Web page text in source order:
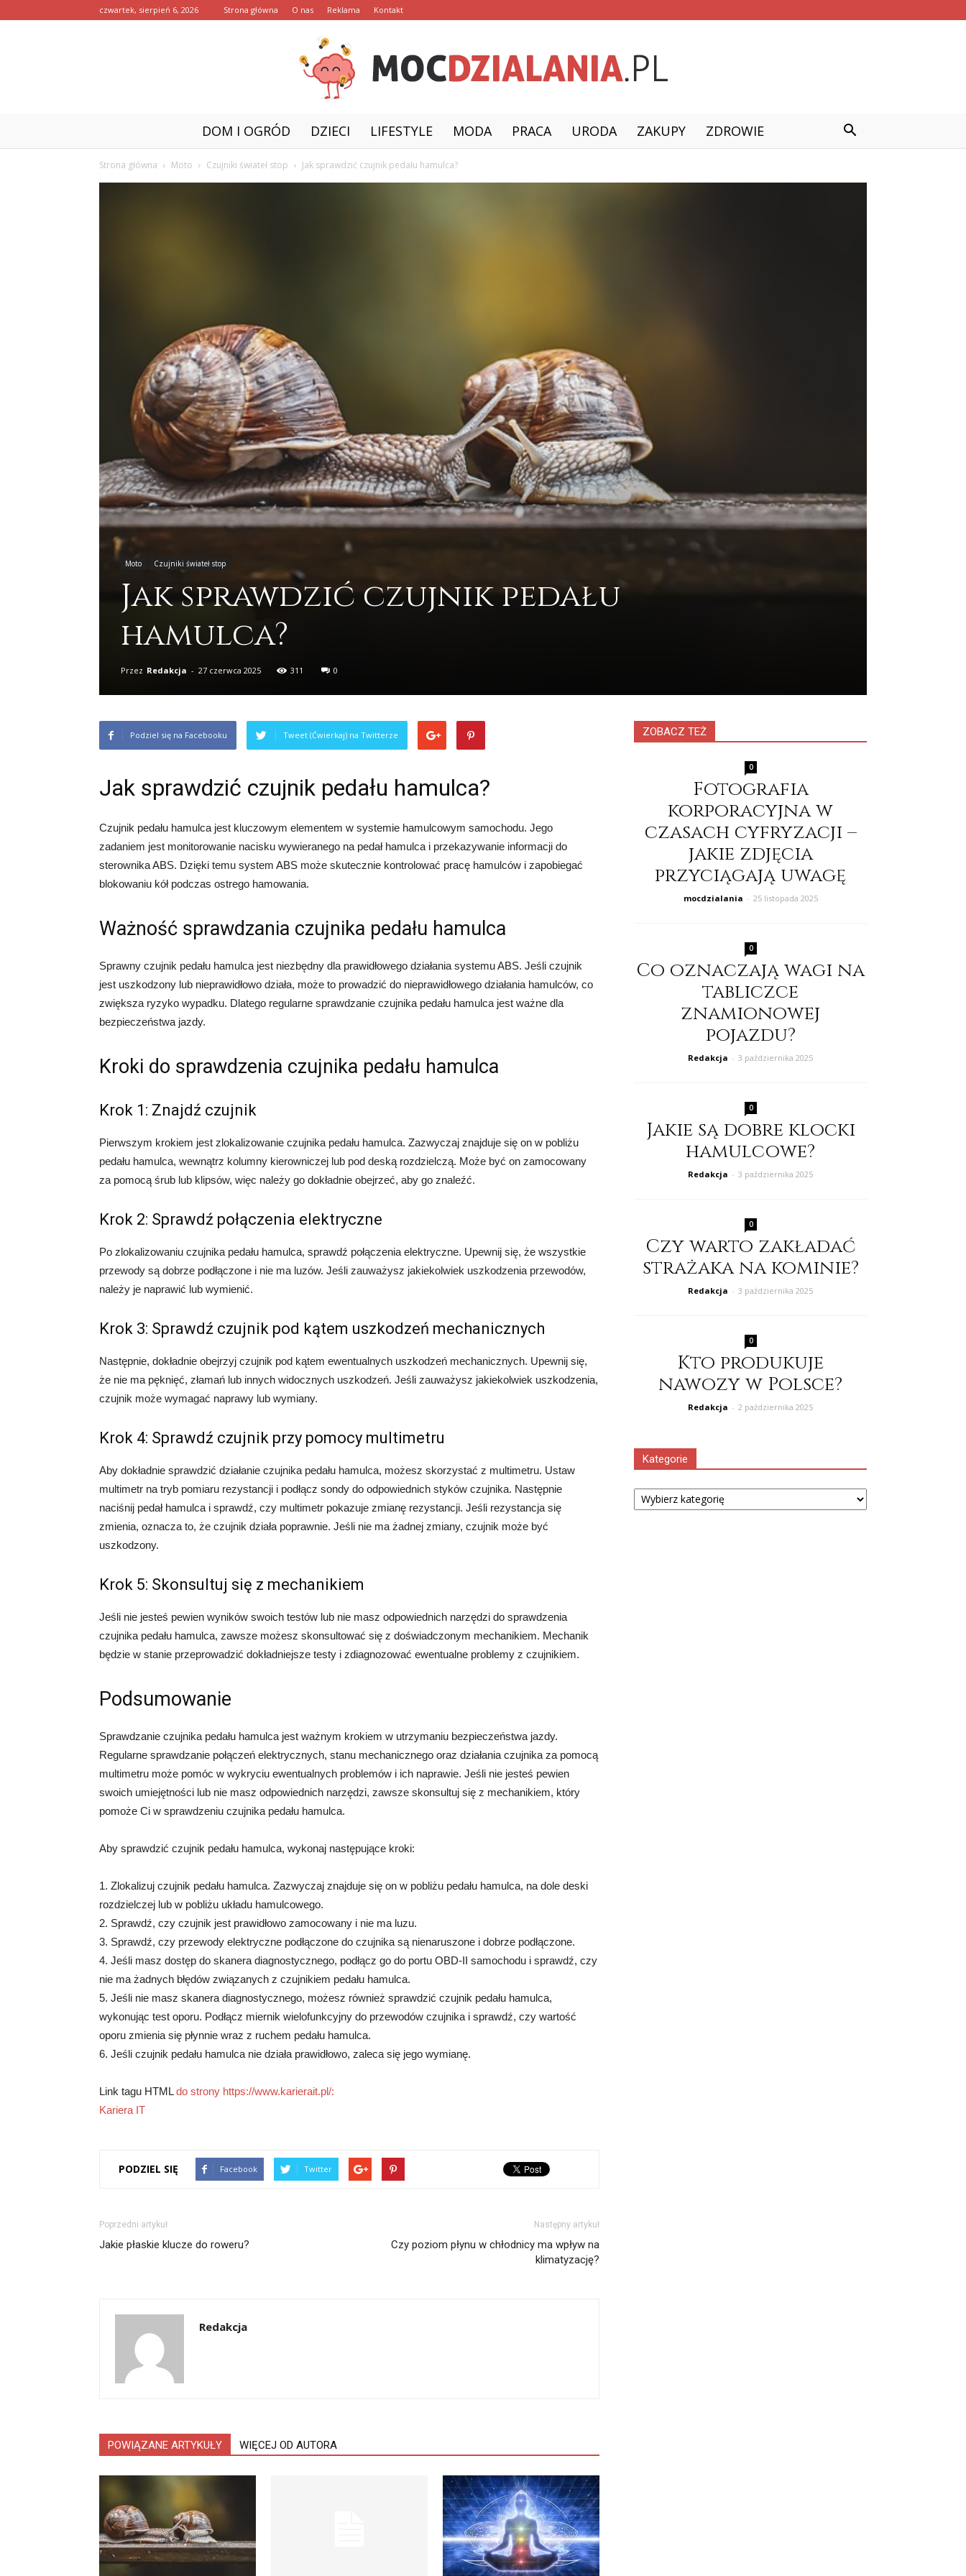
czwartek, sierpień 6, 2026 Strona główna O nas Reklama Kontakt
MocDzialania.pl
DOM I OGRÓD DZIECI LIFESTYLE MODA PRACA URODA ZAKUPY ZDROWIE
Strona główna Moto Czujniki świateł stop Jak sprawdzić czujnik pedału hamulca?
Moto Czujniki świateł stop
Jak sprawdzić czujnik pedału
hamulca?
Przez Redakcja - 27 czerwca 2025 311 0
Podziel się na Facebooku Tweet (Ćwierkaj) na Twitterze
Jak sprawdzić czujnik pedału hamulca?
Czujnik pedału hamulca jest kluczowym elementem w systemie hamulcowym samochodu. Jego
zadaniem jest monitorowanie nacisku wywieranego na pedał hamulca i przekazywanie informacji do
sterownika ABS. Dzięki temu system ABS może skutecznie kontrolować pracę hamulców i zapobiegać
blokowaniu kół podczas ostrego hamowania.
Ważność sprawdzania czujnika pedału hamulca
Sprawny czujnik pedału hamulca jest niezbędny dla prawidłowego działania systemu ABS. Jeśli czujnik
jest uszkodzony lub nieprawidłowo działa, może to prowadzić do nieprawidłowego działania hamulców, co
zwiększa ryzyko wypadku. Dlatego regularne sprawdzanie czujnika pedału hamulca jest ważne dla
bezpieczeństwa jazdy.
Kroki do sprawdzenia czujnika pedału hamulca
Krok 1: Znajdź czujnik
Pierwszym krokiem jest zlokalizowanie czujnika pedału hamulca. Zazwyczaj znajduje się on w pobliżu
pedału hamulca, wewnątrz kolumny kierowniczej lub pod deską rozdzielczą. Może być on zamocowany
za pomocą śrub lub klipsów, więc należy go dokładnie obejrzeć, aby go znaleźć.
Krok 2: Sprawdź połączenia elektryczne
Po zlokalizowaniu czujnika pedału hamulca, sprawdź połączenia elektryczne. Upewnij się, że wszystkie
przewody są dobrze podłączone i nie ma luzów. Jeśli zauważysz jakiekolwiek uszkodzenia przewodów,
należy je naprawić lub wymienić.
Krok 3: Sprawdź czujnik pod kątem uszkodzeń mechanicznych
Następnie, dokładnie obejrzyj czujnik pod kątem ewentualnych uszkodzeń mechanicznych. Upewnij się,
że nie ma pęknięć, złamań lub innych widocznych uszkodzeń. Jeśli zauważysz jakiekolwiek uszkodzenia,
czujnik może wymagać naprawy lub wymiany.
Krok 4: Sprawdź czujnik przy pomocy multimetru
Aby dokładnie sprawdzić działanie czujnika pedału hamulca, możesz skorzystać z multimetru. Ustaw
multimetr na tryb pomiaru rezystancji i podłącz sondy do odpowiednich styków czujnika. Następnie
naciśnij pedał hamulca i sprawdź, czy multimetr pokazuje zmianę rezystancji. Jeśli rezystancja się
zmienia, oznacza to, że czujnik działa poprawnie. Jeśli nie ma żadnej zmiany, czujnik może być
uszkodzony.
Krok 5: Skonsultuj się z mechanikiem
Jeśli nie jesteś pewien wyników swoich testów lub nie masz odpowiednich narzędzi do sprawdzenia
czujnika pedału hamulca, zawsze możesz skonsultować się z doświadczonym mechanikiem. Mechanik
będzie w stanie przeprowadzić dokładniejsze testy i zdiagnozować ewentualne problemy z czujnikiem.
Podsumowanie
Sprawdzanie czujnika pedału hamulca jest ważnym krokiem w utrzymaniu bezpieczeństwa jazdy.
Regularne sprawdzanie połączeń elektrycznych, stanu mechanicznego oraz działania czujnika za pomocą
multimetru może pomóc w wykryciu ewentualnych problemów i ich naprawie. Jeśli nie jesteś pewien
swoich umiejętności lub nie masz odpowiednich narzędzi, zawsze skonsultuj się z mechanikiem, który
pomoże Ci w sprawdzeniu czujnika pedału hamulca.
Aby sprawdzić czujnik pedału hamulca, wykonaj następujące kroki:
1. Zlokalizuj czujnik pedału hamulca. Zazwyczaj znajduje się on w pobliżu pedału hamulca, na dole deski
rozdzielczej lub w pobliżu układu hamulcowego.
2. Sprawdź, czy czujnik jest prawidłowo zamocowany i nie ma luzu.
3. Sprawdź, czy przewody elektryczne podłączone do czujnika są nienaruszone i dobrze podłączone.
4. Jeśli masz dostęp do skanera diagnostycznego, podłącz go do portu OBD-II samochodu i sprawdź, czy
nie ma żadnych błędów związanych z czujnikiem pedału hamulca.
5. Jeśli nie masz skanera diagnostycznego, możesz również sprawdzić czujnik pedału hamulca,
wykonując test oporu. Podłącz miernik wielofunkcyjny do przewodów czujnika i sprawdź, czy wartość
oporu zmienia się płynnie wraz z ruchem pedału hamulca.
6. Jeśli czujnik pedału hamulca nie działa prawidłowo, zaleca się jego wymianę.
Link tagu HTMLdo strony https://www.karierait.pl/:
Kariera IT
PODZIEL SIĘ Facebook Twitter
Poprzedni artykuł
Jakie płaskie klucze do roweru?
Następny artykuł
Czy poziom płynu w chłodnicy ma wpływ na
klimatyzację?
Redakcja
POWIĄZANE ARTYKUŁY WIĘCEJ OD AUTORA
ZOBACZ TEŻ
0
Fotografia
korporacyjna w
czasach cyfryzacji –
jakie zdjęcia
przyciągają uwagę
mocdzialania - 25 listopada 2025
0
Co oznaczają wagi na
tabliczce
znamionowej
pojazdu?
Redakcja - 3 października 2025
0
Jakie są dobre klocki
hamulcowe?
Redakcja - 3 października 2025
0
Czy warto zakładać
strażaka na kominie?
Redakcja - 3 października 2025
0
Kto produkuje
nawozy w Polsce?
Redakcja - 2 października 2025
Kategorie
Kategorie